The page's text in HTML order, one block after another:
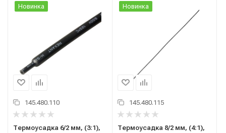
Новинка
145.480.110
Термоусадка 6/2 мм, (3:1),
Новинка
145.480.115
Термоусадка 8/2 мм, (4:1),